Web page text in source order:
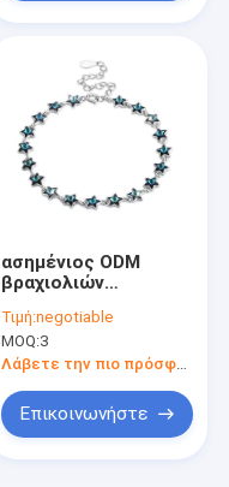
ασημένιος ODM
βραχιολιών
εξαιρετικού
ασημένιου
ολισθαινόντων
0.22oz Fiance
βραχιολιών
Τιμή:negotiable
MOQ:3
Λάβετε την πιο πρόσφατη τιμή
Επικοινωνήστε